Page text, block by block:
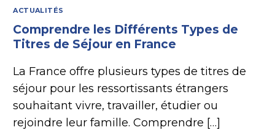
ACTUALITÉS
Comprendre les Différents Types de
Titres de Séjour en France
La France offre plusieurs types de titres de
séjour pour les ressortissants étrangers
souhaitant vivre, travailler, étudier ou
rejoindre leur famille. Comprendre […]